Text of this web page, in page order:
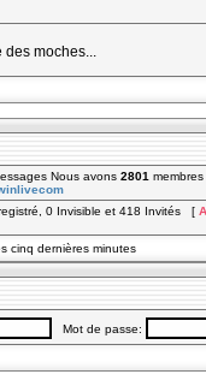
des moches...
Nous avons 2801
0 Invisible et 418 Invités [
cinq dernières minutes
Mot de passe: